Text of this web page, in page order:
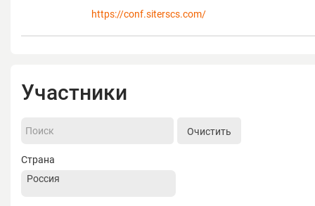
https://conf.siterscs.com/
Участники
Очистить
Страна